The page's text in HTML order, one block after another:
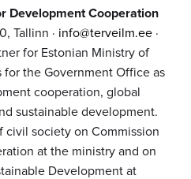
Development Cooperation
Tallinn · info@terveilm.ee·
for Estonian Ministry of
for the Government Office as
cooperation, global
sustainable development.
civil society on Commission
at the ministry and on
Development at